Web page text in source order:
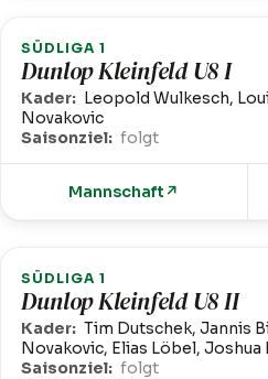
SÜDLIGA 1
Dunlop Kleinfeld U8 I
Kader: Leopold Wulkesch,
Novakovic
Saisonziel: folgt
Mannschaft ↗
SÜDLIGA 1
Dunlop Kleinfeld U8 II
Kader: Tim Dutschek, Jannis
Novakovic, Elias Löbel, Joshua
Saisonziel: folgt